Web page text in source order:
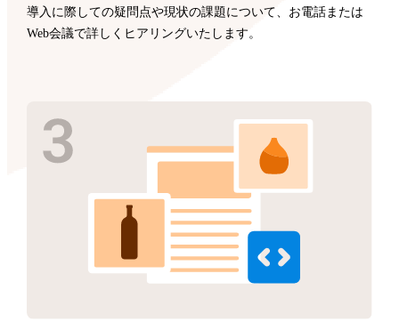
導入に際しての疑問点や現状の課題について、お電話または
Web会議で詳しくヒアリングいたします。